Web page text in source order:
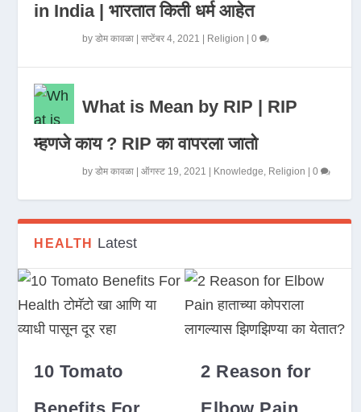
in India | भारतात किती धर्म आहेत
byडोम कावळा |सप्टेंबर 4, 2021 Religion |0
What is Mean by RIP | RIP
म्हणजे काय ? RIP का वापरला जातो
byडोम कावळा |ऑगस्ट 19, 2021 Knowledge, Religion |0
HEALTH Latest
10 Tomato
2 Reason for